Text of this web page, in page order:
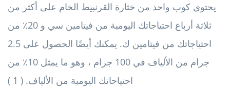
يحتوي كوب واحد من خثارة القرنبيط الخام على أكثر من
ثلاثة أرباع احتياجاتك اليومية من فيتامين سي و 20٪ من
احتياجاتك من فيتامين ك. يمكنك أيضًا الحصول على 2.5
جرام من الألياف في 100 جرام ، وهو ما يمثل 10٪ من
احتياجاتك اليومية من الألياف. ( 1 )